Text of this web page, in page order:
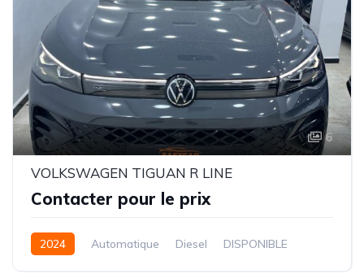
6
VOLKSWAGEN TIGUAN R LINE
Contacter pour le prix
2024 Automatique Diesel DISPONIBLE